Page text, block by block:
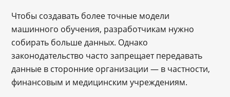
Чтобы создавать более точные модели
машинного обучения, разработчикам нужно
собирать больше данных. Однако
законодательство часто запрещает передавать
данные в сторонние организации — в частности,
финансовым и медицинским учреждениям.